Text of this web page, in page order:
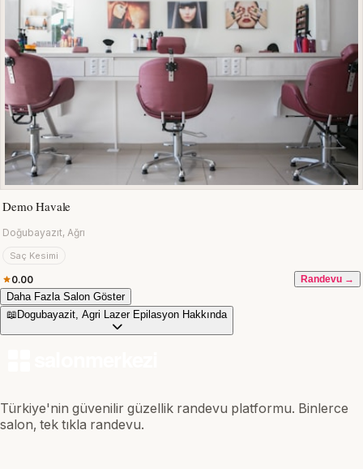
Demo Havale
Doğubayazıt, Ağrı
Saç Kesimi
0.00 Randevu →
Daha Fazla Salon Göster
📖 Dogubayazit, Agri Lazer Epilasyon Hakkında
Türkiye'nin güvenilir güzellik randevu platformu. Binlerce
salon, tek tıkla randevu.